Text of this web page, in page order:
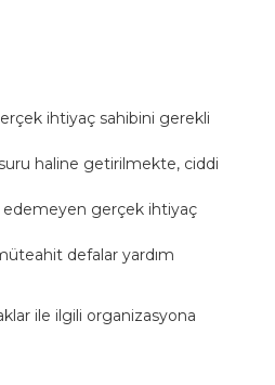
ihtiyaç sahibini gerekli
haline getirilmekte, ciddi
edemeyen gerçek ihtiyaç
defalar yardım
ile ilgili organizasyona